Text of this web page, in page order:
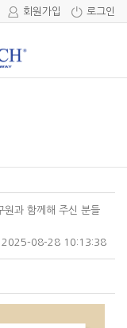
로그인
회원가입
과 함께해 주신 분들
2025-08-28 10:13:38